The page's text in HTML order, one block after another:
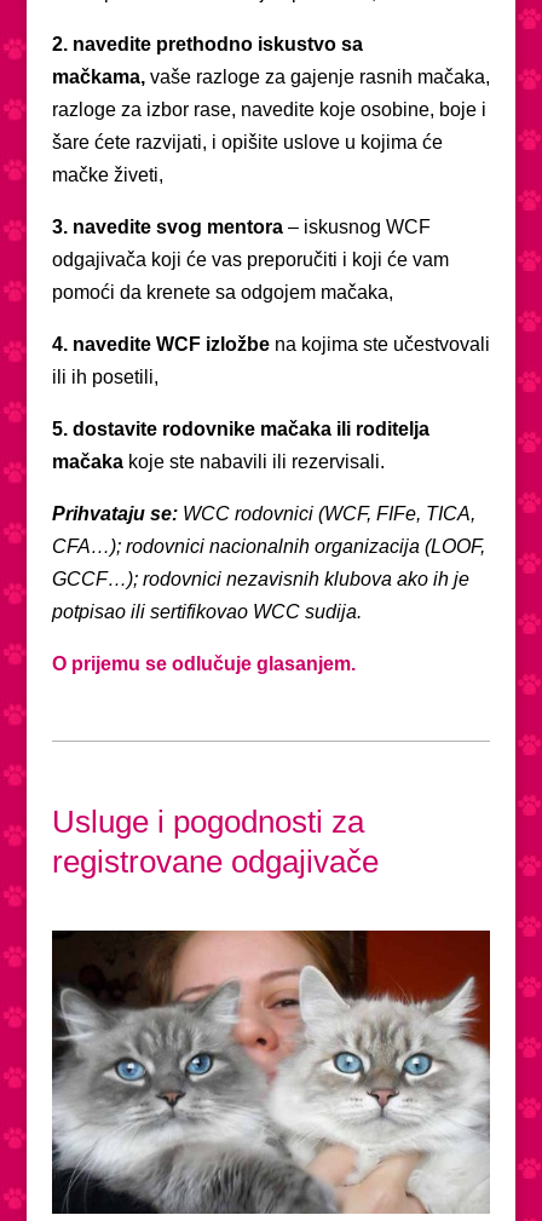
2. navedite prethodno iskustvo sa
mačkama, vaše razloge za gajenje rasnih mačaka,
razloge za izbor rase, navedite koje osobine, boje i
šare ćete razvijati, i opišite uslove u kojima će
mačke živeti,
3. navedite svog mentora – iskusnog WCF
odgajivača koji će vas preporučiti i koji će vam
pomoći da krenete sa odgojem mačaka,
4. navedite WCF izložbe na kojima ste učestvovali
ili ih posetili,
5. dostavite rodovnike mačaka ili roditelja
mačaka koje ste nabavili ili rezervisali.
Prihvataju se: WCC rodovnici (WCF, FIFe, TICA,
CFA…); rodovnici nacionalnih organizacija (LOOF,
GCCF…); rodovnici nezavisnih klubova ako ih je
potpisao ili sertifikovao WCC sudija.
O prijemu se odlučuje glasanjem.
Usluge i pogodnosti za
registrovane odgajivače